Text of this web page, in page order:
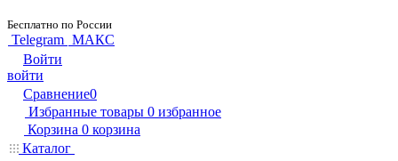
Бесплатно по России
Telegram МАКС
Войти
войти
Сравнение0
Избранные товары 0 избранное
Корзина 0 корзина
Каталог